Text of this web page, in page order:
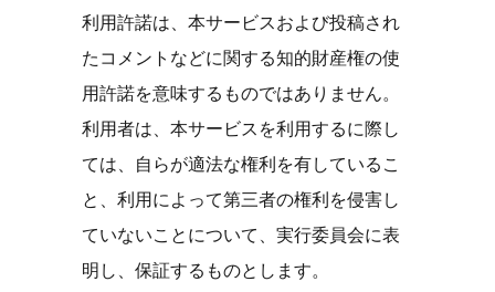
利用許諾は、本サービスおよび投稿され
たコメントなどに関する知的財産権の使
用許諾を意味するものではありません。
利用者は、本サービスを利用するに際し
ては、自らが適法な権利を有しているこ
と、利用によって第三者の権利を侵害し
ていないことについて、実行委員会に表
明し、保証するものとします。